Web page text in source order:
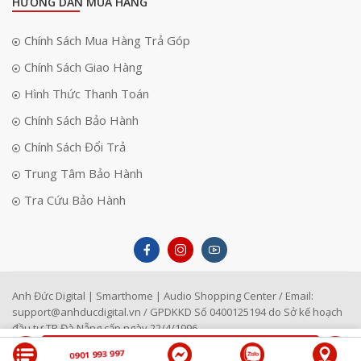
Tầm nhìn mới cho nghệ thuật điện ảnh trong máy quay
phim Fujifilm GFX Eterna
Fujifilm không chỉ phát triển phần cứng mà còn cam kết thử nghiệm thực
tế nghiêm ngặt để đảm bảo sản phẩm vượt xa kỳ vọng. GFX ETERNA sẽ
là cầu nối giữa nghệ thuật và công nghệ, giúp các nhà làm phim dễ
dàng kể chuyện bằng hình ảnh theo cách chưa từng có. Máy quay phim
LIÊN HỆ
0901 993 997
Chính Sách Mua Hàng Trả Góp
Chính Sách Giao Hàng
Hình Thức Thanh Toán
Chính Sách Bảo Hành
Chính Sách Đổi Trả
Trung Tâm Bảo Hành
Tra Cứu Bảo Hành
Anh Đức Digital | Smarthome | Audio Shopping Center / Email:
support@anhducdigital.vn / GPDKKD Số 0400125194 do Sở kế hoạch
đầu tư TP Đà Nẵng cấp ngày 22/4/1996